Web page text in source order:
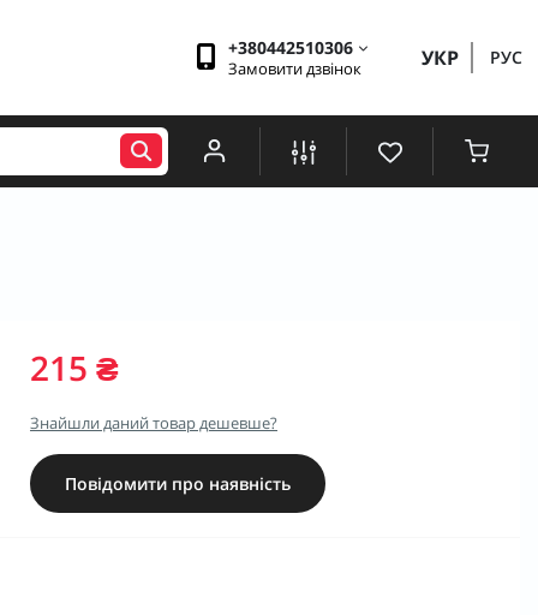
+380442510306
Замовити дзвінок УКР РУС
215 ₴
Знайшли даний товар дешевше?
Повідомити про наявність